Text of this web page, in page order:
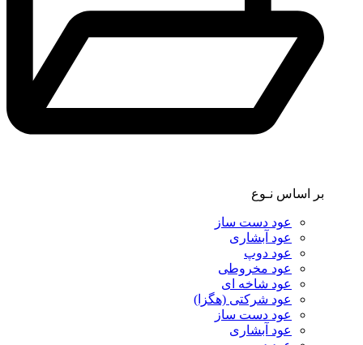
بر اساس نـوع
عود دست ساز
عود آبشاری
عود دوپ
عود مخروطی
عود شاخه ای
عود شرکتی (هگزا)
عود دست ساز
عود آبشاری